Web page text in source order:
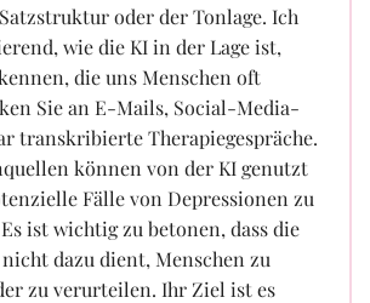
oder der Tonlage. Ich
wie die KI in der Lage ist,
die uns Menschen oft
Sie an E-Mails, Social-Media-
transkribierte Therapiegespräche.
können von der KI genutzt
Fälle von Depressionen zu
ist wichtig zu betonen, dass die
dazu dient, Menschen zu
zu verurteilen. Ihr Ziel ist es